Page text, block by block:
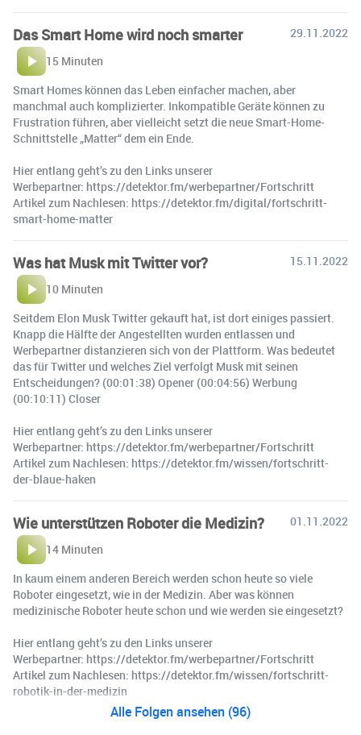
Das Smart Home wird noch smarter
29.11.2022
15 Minuten
Smart Homes können das Leben einfacher machen, aber
manchmal auch komplizierter. Inkompatible Geräte können zu
Frustration führen, aber vielleicht setzt die neue Smart-Home-
Schnittstelle „Matter“ dem ein Ende.
Hier entlang geht’s zu den Links unserer
Werbepartner: https://detektor.fm/werbepartner/Fortschritt ️
Artikel zum Nachlesen: https://detektor.fm/digital/fortschritt-
smart-home-matter
Was hat Musk mit Twitter vor?
15.11.2022
10 Minuten
Seitdem Elon Musk Twitter gekauft hat, ist dort einiges passiert.
Knapp die Hälfte der Angestellten wurden entlassen und
Werbepartner distanzieren sich von der Plattform. Was bedeutet
das für Twitter und welches Ziel verfolgt Musk mit seinen
Entscheidungen? (00:01:38) Opener (00:04:56) Werbung
(00:10:11) Closer
Hier entlang geht’s zu den Links unserer
Werbepartner: https://detektor.fm/werbepartner/Fortschritt ️
Artikel zum Nachlesen: https://detektor.fm/wissen/fortschritt-
der-blaue-haken
Wie unterstützen Roboter die Medizin?
01.11.2022
14 Minuten
In kaum einem anderen Bereich werden schon heute so viele
Roboter eingesetzt, wie in der Medizin. Aber was können
medizinische Roboter heute schon und wie werden sie eingesetzt?
Hier entlang geht’s zu den Links unserer
Werbepartner: https://detektor.fm/werbepartner/Fortschritt ️
Artikel zum Nachlesen: https://detektor.fm/wissen/fortschritt-
robotik-in-der-medizin
Alle Folgen ansehen (96)